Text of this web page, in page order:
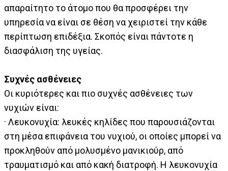
απαραίτητο το άτομο που θα προσφέρει την
υπηρεσία να είναι σε θέση να χειριστεί την κάθε
περίπτωση επιδέξια. Σκοπός είναι πάντοτε η
διασφάλιση της υγείας.
Συχνές ασθένειες
Οι κυριότερες και πιο συχνές ασθένειες των
νυχιών είναι:
· Λευκονυχία: λευκές κηλίδες που παρουσιάζονται
στη μέσα επιφάνεια του νυχιού, οι οποίες μπορεί να
προκληθούν από μολυσμένο μανικιούρ, από
τραυματισμό και από κακή διατροφή. Η λευκονυχία